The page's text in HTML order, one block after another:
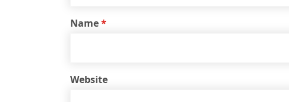
Name*
Website